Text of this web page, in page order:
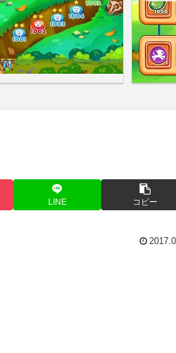
LINE コピー